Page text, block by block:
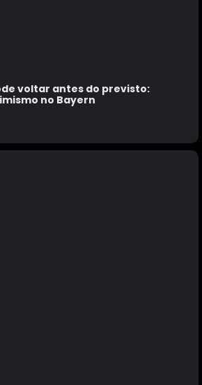
voltar antes do previsto:
no Bayern